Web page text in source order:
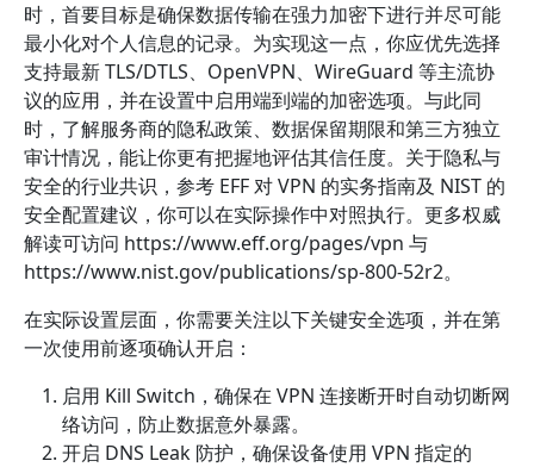
时，首要目标是确保数据传输在强力加密下进行并尽可能
最小化对个人信息的记录。为实现这一点，你应优先选择
支持最新 TLS/DTLS、OpenVPN、WireGuard 等主流协
议的应用，并在设置中启用端到端的加密选项。与此同
时，了解服务商的隐私政策、数据保留期限和第三方独立
审计情况，能让你更有把握地评估其信任度。关于隐私与
安全的行业共识，参考 EFF 对 VPN 的实务指南及 NIST 的
安全配置建议，你可以在实际操作中对照执行。更多权威
解读可访问 https://www.eff.org/pages/vpn 与
https://www.nist.gov/publications/sp-800-52r2。
在实际设置层面，你需要关注以下关键安全选项，并在第
一次使用前逐项确认开启：
启用 Kill Switch，确保在 VPN 连接断开时自动切断网
络访问，防止数据意外暴露。
开启 DNS Leak 防护，确保设备使用 VPN 指定的